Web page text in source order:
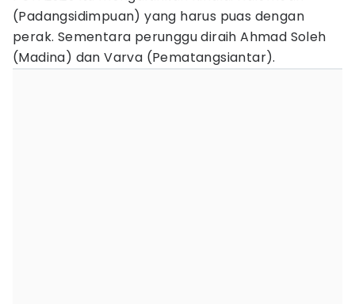
(Padangsidimpuan) yang harus puas dengan
perak. Sementara perunggu diraih Ahmad Soleh
(Madina) dan Varva (Pematangsiantar).